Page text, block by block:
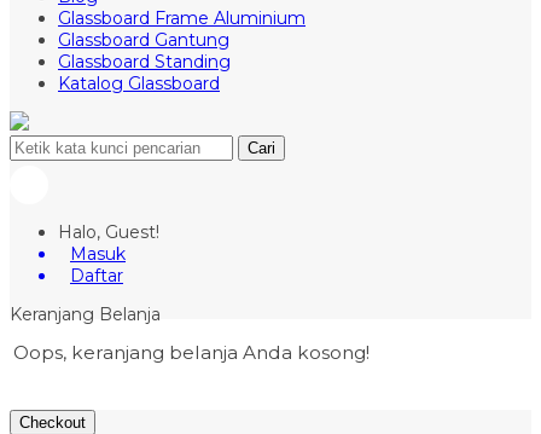
Glassboard Frame Aluminium
Glassboard Gantung
Glassboard Standing
Katalog Glassboard
Cari
Halo, Guest!
Masuk
Daftar
Keranjang Belanja
Oops, keranjang belanja Anda kosong!
Checkout